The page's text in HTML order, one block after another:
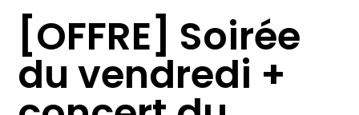
[OFFRE] Soirée
du vendredi +